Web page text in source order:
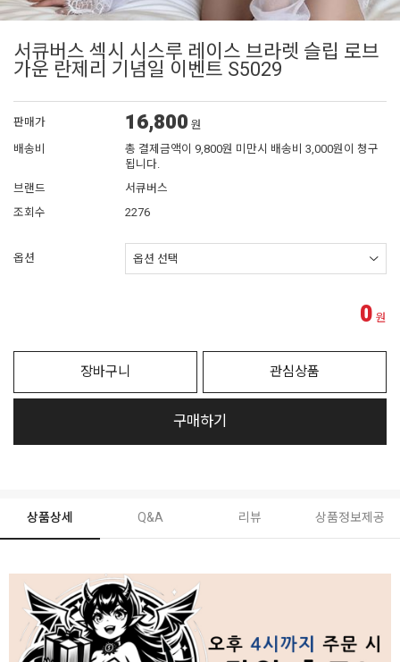
서큐버스 섹시 시스루 레이스 브라렛 슬립 로브
가운 란제리 기념일 이벤트 S5029
판매가 16,800 원
배송비
총 결제금액이 9,800원 미만시 배송비 3,000원이 청구
됩니다.
브랜드
서큐버스
조회수
2276
옵션
0 원
장바구니 관심상품
구매하기
상품상세 Q&A 리뷰 상품정보제공